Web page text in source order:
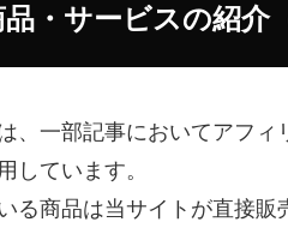
・サービスの紹介
、一部記事においてアフ
しています。
る商品は当サイトが直接